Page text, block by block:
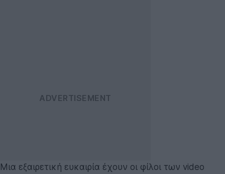
Μια εξαιρετική ευκαιρία έχουν οι φίλοι των video